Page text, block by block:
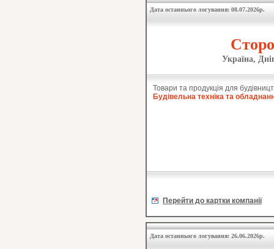
Дата останнього логування: 08.07.2026р.
Україна,
Товари та продукція для
Будівельна техніка та
Перейти до картки компанії
Дата останнього логування: 26.06.2026р.